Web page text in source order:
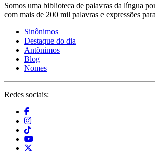
Somos uma biblioteca de palavras da língua
com mais de 200 mil palavras e expressões
Sinônimos
Destaque do dia
Antônimos
Blog
Nomes
Redes sociais: